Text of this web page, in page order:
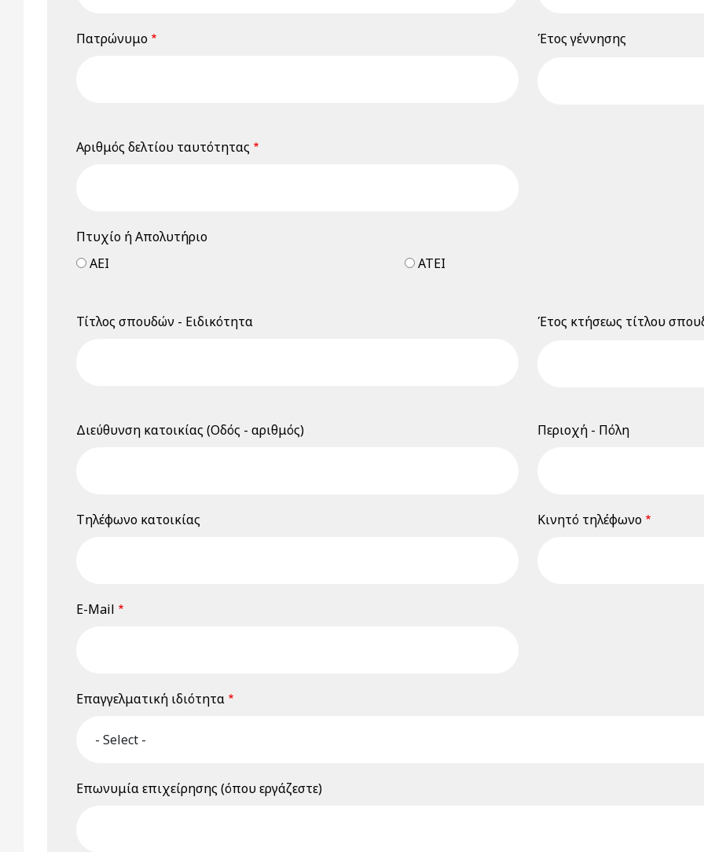
Πατρώνυμο Έτος γέννησης
Αριθμός δελτίου ταυτότητας
Πτυχίο ή Απολυτήριο
ΑΕΙ
ΑΤΕΙ
Τίτλος σπουδών - Ειδικότητα Έτος κτήσεως τίτλου
Διεύθυνση κατοικίας (Οδός - αριθμός) Περιοχή - Πόλη
Τηλέφωνο κατοικίας Κινητό τηλέφωνο
E-Mail
Επαγγελματική ιδιότητα
Επωνυμία επιχείρησης (όπου εργάζεστε)